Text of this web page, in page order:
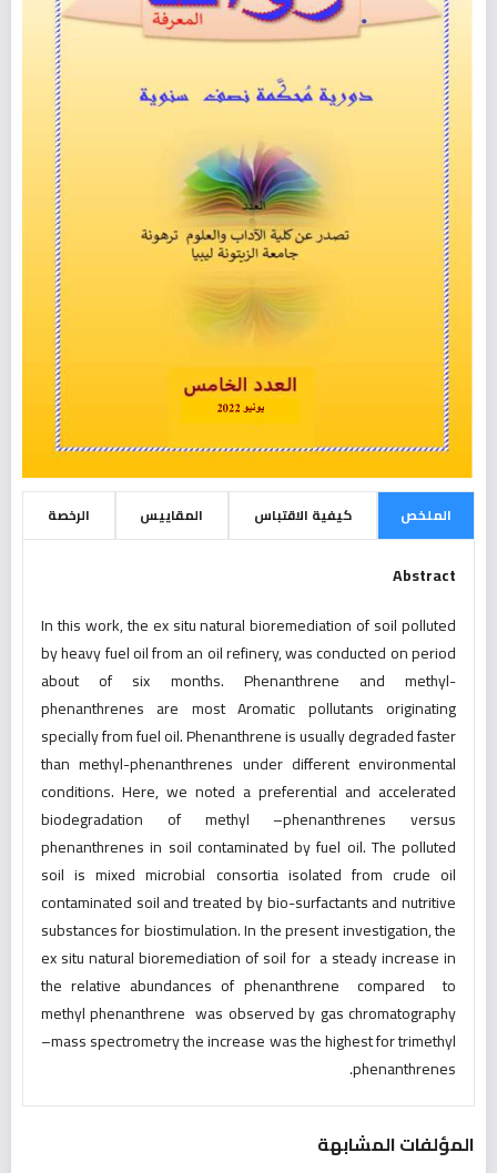
الملخص كيفية الاقتباس المقاييس الرخصة
Abstract
In this work, the ex situ natural bioremediation of soil polluted
by heavy fuel oil from an oil refinery, was conducted on period
about of six months. Phenanthrene and methyl-
phenanthrenes are most Aromatic pollutants originating
specially from fuel oil. Phenanthrene is usually degraded faster
than methyl-phenanthrenes under different environmental
conditions. Here, we noted a preferential and accelerated
biodegradation of methyl –phenanthrenes versus
phenanthrenes in soil contaminated by fuel oil. The polluted
soil is mixed microbial consortia isolated from crude oil
contaminated soil and treated by bio-surfactants and nutritive
substances for biostimulation. In the present investigation, the
ex situ natural bioremediation of soil for a steady increase in
the relative abundances of phenanthrene compared to
methyl phenanthrene was observed by gas chromatography
–mass spectrometry the increase was the highest for trimethyl
phenanthrenes.
المؤلفات المشابهة